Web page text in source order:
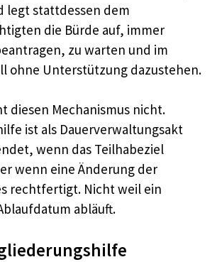
legt stattdessen dem
die Bürde auf, immer
zu warten und im
ohne Unterstützung dazustehen.
diesen Mechanismus nicht.
ist als Dauerverwaltungsakt
wenn das Teilhabeziel
wenn eine Änderung der
rechtfertigt. Nicht weil ein
abläuft.